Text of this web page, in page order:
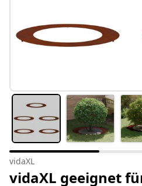
vidaXL
vidaXL geeignet